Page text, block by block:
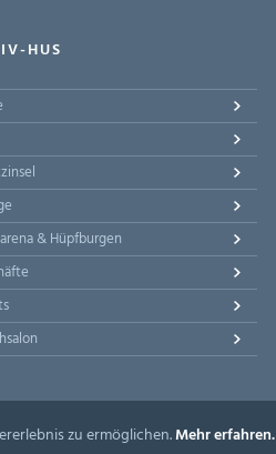
HUS
& Hüpfburgen
zu ermöglichen.Mehr erfahren.